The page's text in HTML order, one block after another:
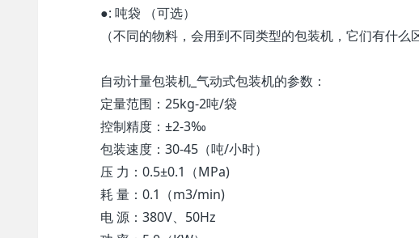
●: 吨袋 （可选）
（不同的物料，会用到不同类型的包装机，它们有什么
自动计量 包装机 _气动式 包装机的参数：
定量范围：25kg-2吨/袋
控制精度：±2-3‰
包装速度：30-45（吨/小时）
压 力：0.5±0.1（MPa)
耗 量：0.1（m3/min)
电 源：380V、50Hz